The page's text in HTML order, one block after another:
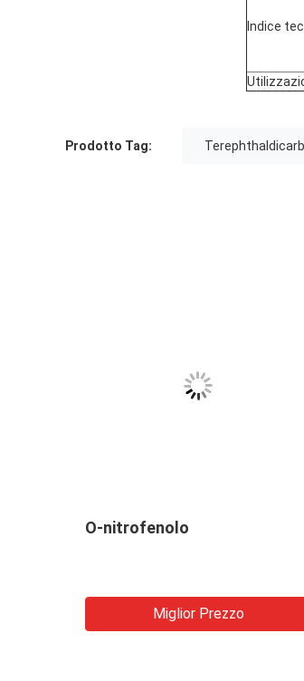
Indice
Prodotto Tag:
O-nitrofenolo
Miglior Prezzo